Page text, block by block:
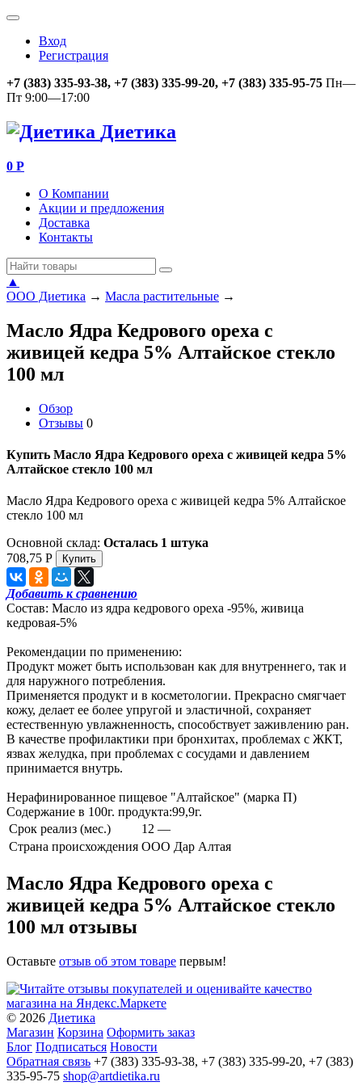
Вход
Регистрация
+7 (383) 335-93-38, +7 (383) 335-99-20, +7 (383) 335-95-75 Пн—
Пт 9:00—17:00
Диетика
0 Р
О Компании
Акции и предложения
Доставка
Контакты
▲
ООО Диетика → Масла растительные →
Масло Ядра Кедрового ореха с
живицей кедра 5% Алтайское стекло
100 мл
Обзор
Отзывы 0
Купить Масло Ядра Кедрового ореха с живицей кедра 5%
Алтайское стекло 100 мл
Масло Ядра Кедрового ореха с живицей кедра 5% Алтайское
стекло 100 мл
Основной склад: Осталась 1 штука
708,75 Р
Добавить к сравнению
Состав: Масло из ядра кедрового ореха -95%, живица
кедровая-5%
Рекомендации по применению:
Продукт может быть использован как для внутреннего, так и
для наружного потребления.
Применяется продукт и в косметологии. Прекрасно смягчает
кожу, делает ее более упругой и эластичной, сохраняет
естественную увлажненность, способствует заживлению ран.
В качестве профилактики при бронхитах, проблемах с ЖКТ,
язвах желудка, при проблемах с сосудами и давлением
принимается внутрь.
Нерафинированное пищевое "Алтайское" (марка П)
Содержание в 100г. продукта:99,9г.
Срок реализ (мес.)
12 —
Страна происхождения ООО Дар Алтая
Масло Ядра Кедрового ореха с
живицей кедра 5% Алтайское стекло
100 мл отзывы
Оставьте отзыв об этом товаре первым!
© 2026 Диетика
Магазин Корзина Оформить заказ
Блог Подписаться Новости
Обратная связь +7 (383) 335-93-38, +7 (383) 335-99-20, +7 (383)
335-95-75 shop@artdietika.ru